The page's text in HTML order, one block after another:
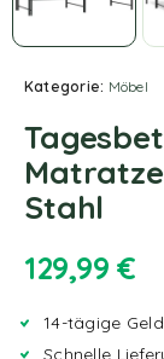
Kategorie: Möbel
Stahl
129,99 €
14-tägige
Schnelle